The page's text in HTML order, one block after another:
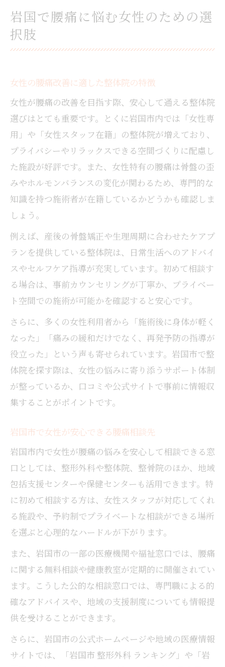
岩国で腰痛に悩む女性のための選
択肢
女性の腰痛改善に適した整体院の特徴
女性が腰痛の改善を目指す際、安心して通える整体院
選びはとても重要です。とくに岩国市内では「女性専
用」や「女性スタッフ在籍」の整体院が増えており、
プライバシーやリラックスできる空間づくりに配慮し
た施設が好評です。また、女性特有の腰痛は骨盤の歪
みやホルモンバランスの変化が関わるため、専門的な
知識を持つ施術者が在籍しているかどうかも確認しま
しょう。
例えば、産後の骨盤矯正や生理周期に合わせたケアプ
ランを提供している整体院は、日常生活へのアドバイ
スやセルフケア指導が充実しています。初めて相談す
る場合は、事前カウンセリングが丁寧か、プライベー
ト空間での施術が可能かを確認すると安心です。
さらに、多くの女性利用者から「施術後に身体が軽く
なった」「痛みの緩和だけでなく、再発予防の指導が
役立った」という声も寄せられています。岩国市で整
体院を探す際は、女性の悩みに寄り添うサポート体制
が整っているか、口コミや公式サイトで事前に情報収
集することがポイントです。
岩国市で女性が安心できる腰痛相談先
岩国市内で女性が腰痛の悩みを安心して相談できる窓
口としては、整形外科や整体院、整骨院のほか、地域
包括支援センターや保健センターも活用できます。特
に初めて相談する方は、女性スタッフが対応してくれ
る施設や、予約制でプライベートな相談ができる場所
を選ぶと心理的なハードルが下がります。
また、岩国市の一部の医療機関や福祉窓口では、腰痛
に関する無料相談や健康教室が定期的に開催されてい
ます。こうした公的な相談窓口では、専門職による的
確なアドバイスや、地域の支援制度についても情報提
供を受けることができます。
さらに、岩国市の公式ホームページや地域の医療情報
サイトでは、「岩国市 整形外科 ランキング」や「岩